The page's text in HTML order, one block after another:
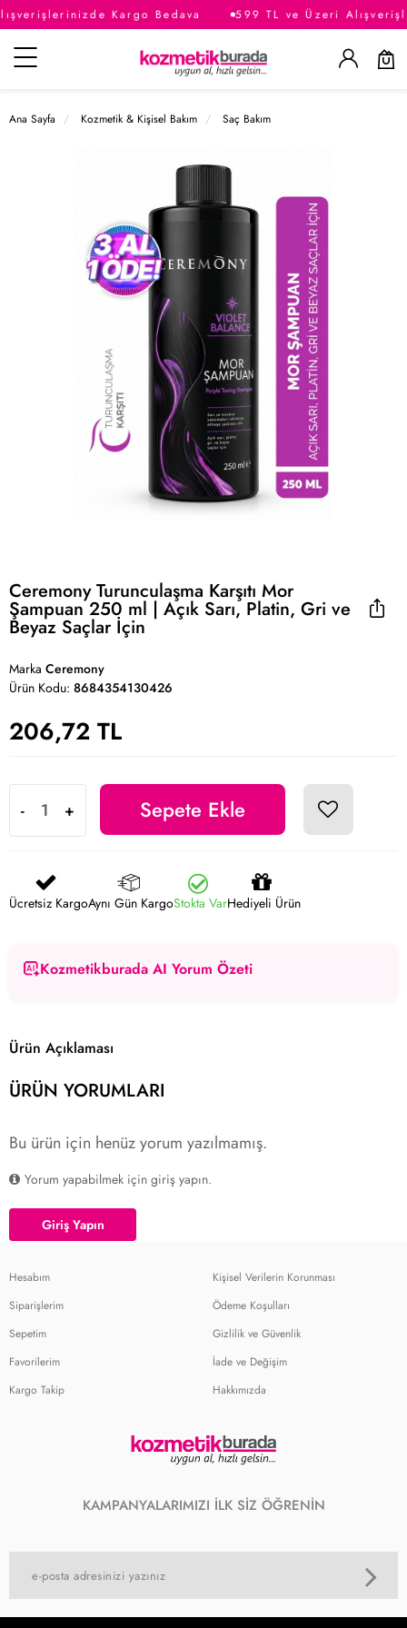
Kargo Bedava 599 TL ve Üzeri
Kategoriler
Ana Sayfa Kozmetik & Kişisel Bakım Saç Bakım
Ceremony Turunculaşma Karşıtı Mor
Şampuan 250 ml | Açık Sarı, Platin, Gri ve
Beyaz Saçlar İçin
Marka Ceremony
Ürün Kodu: 8684354130426
206,72 TL
- + Sepete Ekle
Ücretsiz KargoAynı Gün KargoStokta VarHediyeli Ürün
Kozmetikburada AI Yorum Özeti
Ürün Açıklaması
ÜRÜN YORUMLARI
Bu ürün için henüz yorum yazılmamış.
Yorum yapabilmek için giriş yapın.
Giriş Yapın
Hesabım
Siparişlerim
Sepetim
Favorilerim
Kargo Takip
Kişisel Verilerin Korunması
Ödeme Koşulları
Gizlilik ve Güvenlik
İade ve Değişim
Hakkımızda
KAMPANYALARIMIZI İLK SİZ ÖĞRENİN